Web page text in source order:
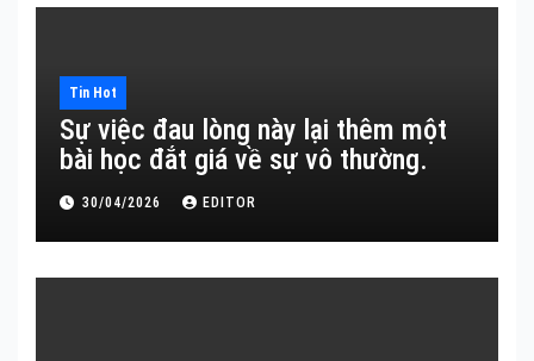
Tin Hot
Sự việc đau lòng này lại thêm một
bài học đắt giá về sự vô thường.
30/04/2026 EDITOR